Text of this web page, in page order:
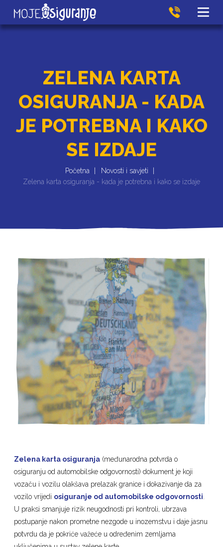
ZELENA KARTA
OSIGURANJA - KADA
JE POTREBNA I KAKO
SE IZDAJE
Početna
Novosti i savjeti
Zelena karta osiguranja - kada je potrebna i kako se izdaje
Zelena karta osiguranja (međunarodna potvrda o
osiguranju od automobilske odgovornosti) dokument je koji
vozaču i vozilu olakšava prelazak granice i dokazivanje da za
vozilo vrijedi osiguranje od automobilske odgovornosti
U praksi smanjuje rizik neugodnosti pri kontroli, ubrzava
postupanje nakon prometne nezgode u inozemstvu i daje jasnu
potvrdu da je pokriće važeće u određenim zemljama